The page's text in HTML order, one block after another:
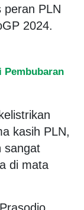
peran PLN
2024.
Pembubaran
kasih PLN,
sangat
di mata